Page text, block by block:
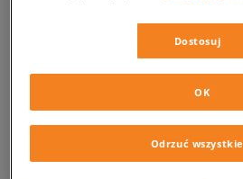
334,99 zł z VAT
(Cena początkowa)
Dostosuj
Odrzuć wszystkie
OK